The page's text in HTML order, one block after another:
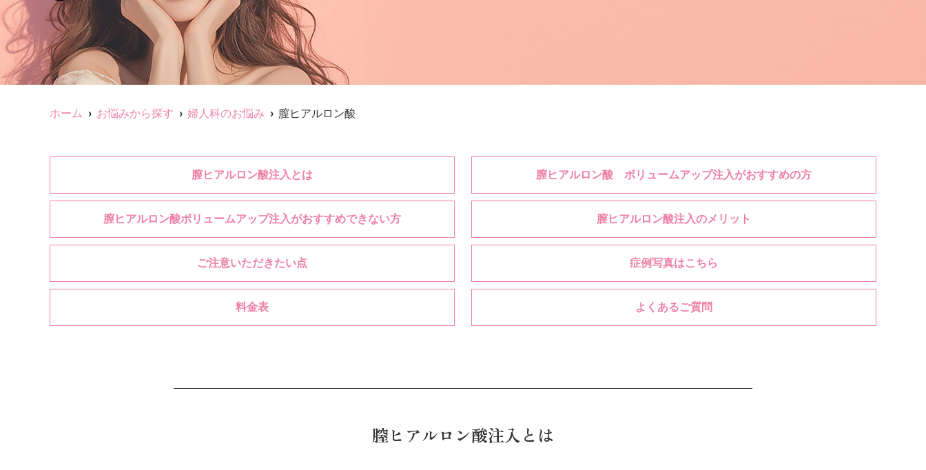
ホーム お悩みから探す 婦人科のお悩み 膣ヒアルロン酸
膣ヒアルロン酸注入とは 膣ヒアルロン酸 ボリュームアップ注入がおすすめの方
膣ヒアルロン酸ボリュームアップ注入がおすすめできない方 膣ヒアルロン酸注入のメリット
ご注意いただきたい点 症例写真はこちら
料金表 よくあるご質問
膣ヒアルロン酸注入とは